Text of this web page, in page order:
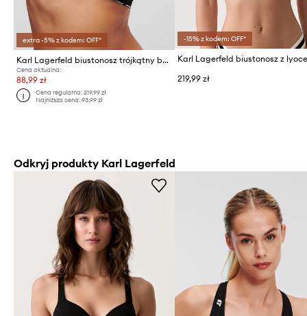
extra -5% z kodem: OFF*
Karl Lagerfeld biustonosz trójkątny bawełniany z elastanem
Cena aktualna:
88,99 zł
Cena regularna:219,99 zł
Najniższa cena:93,99 zł
-15% z kodem: OFF*
Karl Lagerfeld biustonosz z
219,99 zł
Odkryj produkty Karl Lagerfeld